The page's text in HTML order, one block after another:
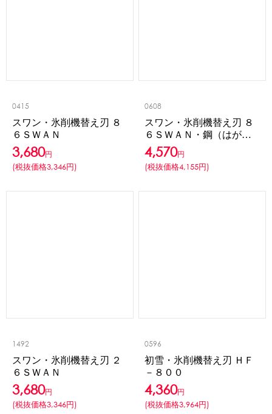
0415
スワン・氷削機替え刃 ８
６ＳＷＡＮ
3,680円
(税抜価格3,346円)
0608
スワン・氷削機替え刃 ８
６ＳＷＡＮ・鋼（はが
ね）
4,570円
(税抜価格4,155円)
1492
スワン・氷削機替え刃 ２
６ＳＷＡＮ
3,680円
(税抜価格3,346円)
0596
初雪・氷削機替え刃 ＨＦ
－８００
4,360円
(税抜価格3,964円)